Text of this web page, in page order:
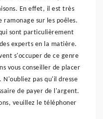
En effet, il est très
sur les poêles.
sont particulièrement
experts en la matière.
s'occuper de ce genre
vous conseiller de placer
N'oubliez pas qu'il dresse
de payer de l'argent.
veuillez le téléphoner